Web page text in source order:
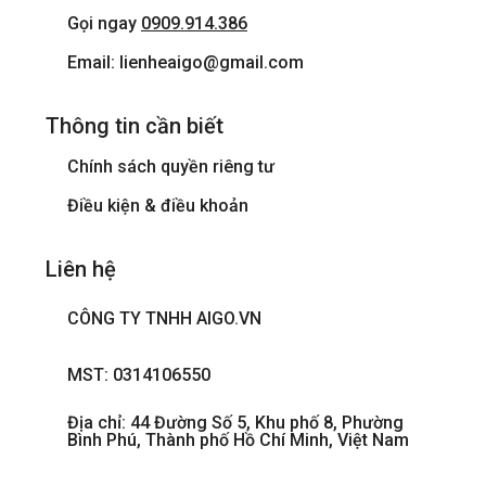
Gọi ngay 0909.914.386
Email: lienheaigo@gmail.com
Thông tin cần biết
Chính sách quyền riêng tư
Điều kiện & điều khoản
Liên hệ
CÔNG TY TNHH AIGO.VN
MST: 0314106550
Địa chỉ: 44 Đường Số 5, Khu phố 8, Phường
Bình Phú, Thành phố Hồ Chí Minh, Việt Nam